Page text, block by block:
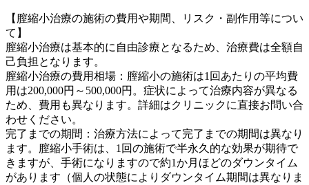
【膣縮小治療の施術の費用や期間、リスク・副作用等につい
て】
膣縮小治療は基本的に自由診療となるため、治療費は全額自
己負担となります。
膣縮小治療の費用相場：膣縮小の施術は1回あたりの平均費
用は200,000円～500,000円。症状によって治療内容が異なる
ため、費用も異なります。詳細はクリニックに直接お問い合
わせください。
完了までの期間：治療方法によって完了までの期間は異なり
ます。膣縮小手術は、1回の施術で半永久的な効果が期待で
きますが、手術になりますので約1か月ほどのダウンタイム
があります（個人の状態によりダウンタイム期間は異なりま